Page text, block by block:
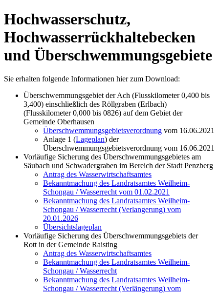
Hochwasserschutz,
Hochwasserrückhaltebecken
und Überschwemmungsgebiete
Sie erhalten folgende Informationen hier zum Download:
Überschwemmungsgebiet der Ach (Flusskilometer 0,400 bis
3,400) einschließlich des Röllgraben (Erlbach)
(Flusskilometer 0,000 bis 0826) auf dem Gebiet der
Gemeinde Oberhausen
Überschwemmungsgebietsverordnung vom 16.06.2021
Anlage 1 (Lageplan) der
Überschwemmungsgebietsverordnung vom 16.06.2021
Vorläufige Sicherung des Überschwemmungsgebietes am
Säubach und Schwadergraben im Bereich der Stadt Penzberg
Antrag des Wasserwirtschaftsamtes
Bekanntmachung des Landratsamtes Weilheim-
Schongau / Wasserrecht vom 01.02.2021
Bekanntmachung des Landratsamtes Weilheim-
Schongau / Wasserrecht (Verlangerung) vom
20.01.2026
Übersichtslageplan
Vorläufige Sicherung des Überschwemmungsgebiets der
Rott in der Gemeinde Raisting
Antrag des Wasserwirtschaftsamtes
Bekanntmachung des Landratsamtes Weilheim-
Schongau / Wasserrecht
Bekanntmachung des Landratsamtes Weilheim-
Schongau / Wasserrecht (Verlängerung) vom